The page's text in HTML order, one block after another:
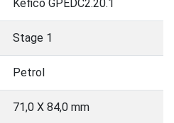
Kefico GPEDC2.20.1
Stage 1
Petrol
71,0 X 84,0 mm